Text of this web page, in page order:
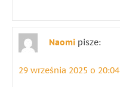
Naomi pisze:
29 września 2025 o 20:04